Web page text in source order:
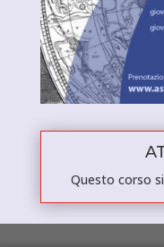
Questo corso